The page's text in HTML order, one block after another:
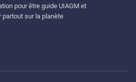
pour être guide UIAGM et
partout sur la planète